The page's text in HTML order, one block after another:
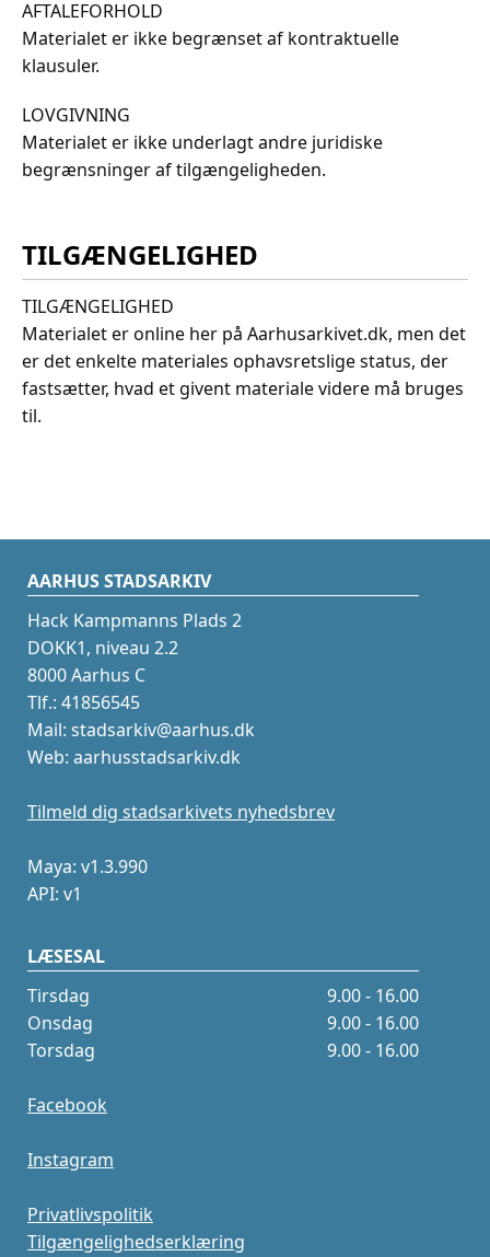
AFTALEFORHOLD
Materialet er ikke begrænset af kontraktuelle
klausuler.
LOVGIVNING
Materialet er ikke underlagt andre juridiske
begrænsninger af tilgængeligheden.
TILGÆNGELIGHED
TILGÆNGELIGHED
Materialet er online her på Aarhusarkivet.dk, men det
er det enkelte materiales ophavsretslige status, der
fastsætter, hvad et givent materiale videre må bruges
til.
AARHUS STADSARKIV
Hack Kampmanns Plads 2
DOKK1, niveau 2.2
8000 Aarhus C
Tlf.: 41856545
Mail: stadsarkiv@aarhus.dk
Web: aarhusstadsarkiv.dk
Tilmeld dig stadsarkivets nyhedsbrev
Maya: v1.3.990
API: v1
LÆSESAL
Tirsdag
9.00 - 16.00
Onsdag
9.00 - 16.00
Torsdag
9.00 - 16.00
Facebook
Instagram
Privatlivspolitik
Tilgængelighedserklæring